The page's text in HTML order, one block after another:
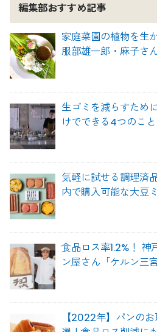
編集部おすすめ記事
家庭菜園の植物を生
服部雄一郎・麻子さ
生ゴミを減らすため
けでできる4つのこと
気軽に試せる調理済
内で購入可能な大豆
食品ロス率1.2%！
ン屋さん「ケルン三
【2022年】パンの